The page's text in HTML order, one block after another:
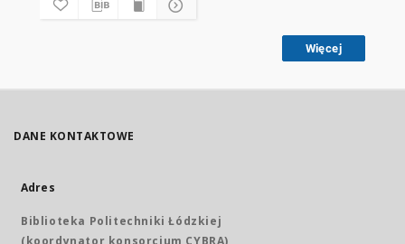
Więcej
DANE KONTAKTOWE
Adres
Biblioteka Politechniki Łódzkiej
(koordynator konsorcjum CYBRA)